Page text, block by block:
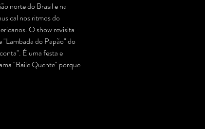
norte do Brasil e na
nos ritmos do
O show revisita
"Lambada do Papão" do
É uma festa e
"Baile Quente" porque